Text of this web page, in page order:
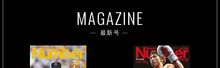
MAGAZINE
最新号